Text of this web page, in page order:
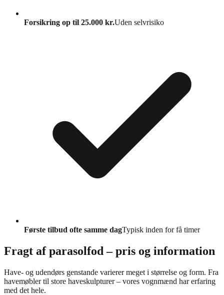
Forsikring op til 25.000 kr.Uden selvrisiko
Første tilbud ofte samme dagTypisk inden for få timer
Fragt af parasolfod – pris og information
Have- og udendørs genstande varierer meget i størrelse og form. Fra
havemøbler til store haveskulpturer – vores vognmænd har erfaring
med det hele.